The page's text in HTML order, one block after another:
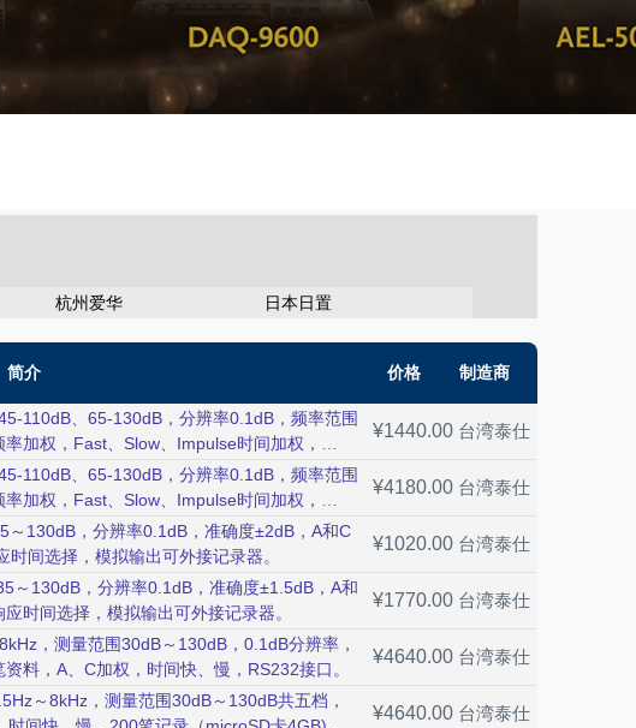
杭州爱华 日本日置
简介 价格 制造商
110dB、65-130dB，分辨率0.1dB，频率范围
加权，Fast、Slow、Impulse时间加权，
¥1440.00 台湾泰仕
110dB、65-130dB，分辨率0.1dB，频率范围
加权，Fast、Slow、Impulse时间加权，
记录microSD卡4GB，USB界面。
¥4180.00 台湾泰仕
130dB，分辨率0.1dB，准确度±2dB，A和C
间选择，模拟输出可外接记录器。
¥1020.00 台湾泰仕
～130dB，分辨率0.1dB，准确度±1.5dB，A和
时间选择，模拟输出可外接记录器。
¥1770.00 台湾泰仕
，测量范围30dB～130dB，0.1dB分辨率，
料，A、C加权，时间快、慢，RS232接口。
¥4640.00 台湾泰仕
～8kHz，测量范围30dB～130dB共五档，
¥4640.00 台湾泰仕